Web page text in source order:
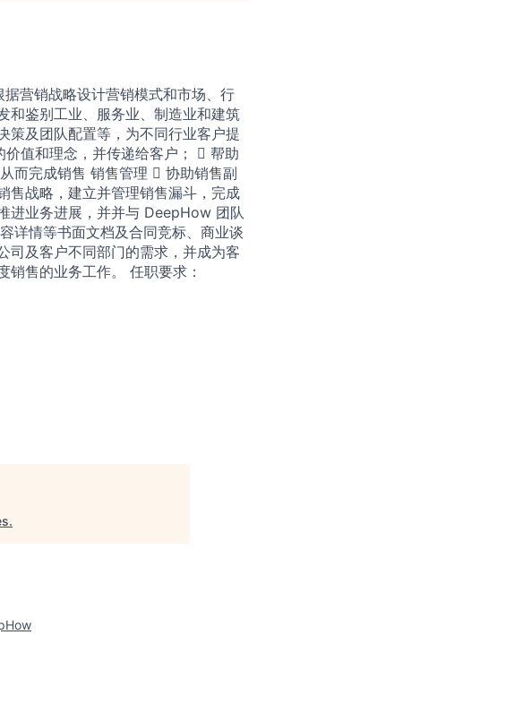
营销战略设计营销模式和市场、行
和鉴别工业、服务业、制造业和建筑
策及团队配置等，为不同行业客户提
值和理念，并传递给客户；  帮助
而完成销售 销售管理  协助销售副
售战略，建立并管理销售漏⽃，完成
进业务进展，并并与 DeepHow 团队
详情等书⾯⽂档及合同竞标、商业谈
及客户不同部⻔的需求，并成为客
售的业务工作。 任职要求：
.